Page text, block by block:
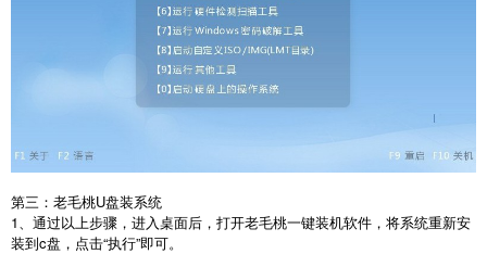
第三：老毛桃U盘装系统
1、通过以上步骤，进入桌面后，打开老毛桃一键装机软件，将系统重新安
装到c盘，点击“执行”即可。